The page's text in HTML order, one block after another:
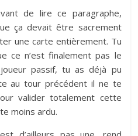
de lire ce paragraphe,
ça devait être sacrement
une carte entièrement. Tu
ce n’est finalement pas le
passif, tu as déjà pu
au tour précédent il ne te
valider totalement cette
moins ardu.